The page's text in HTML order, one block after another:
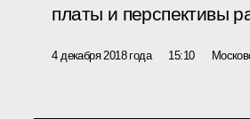
платы и перспективы
4 декабря 2018 года 15:10